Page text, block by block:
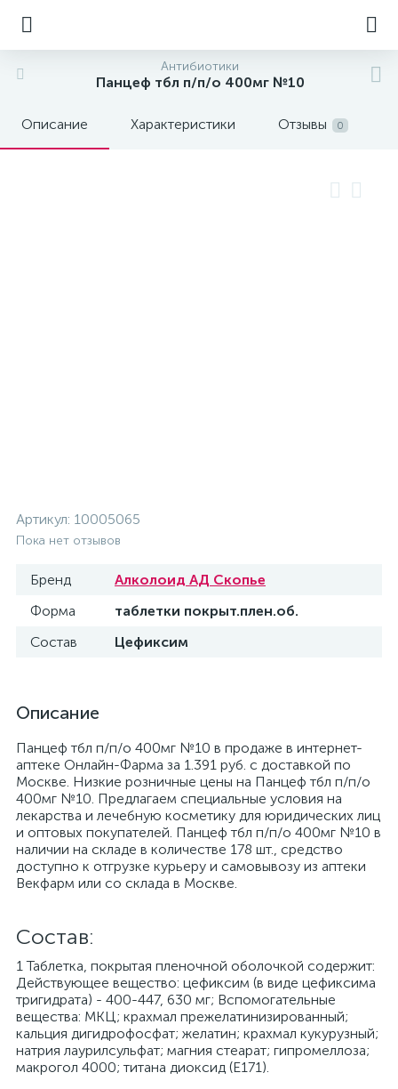
Антибиотики
Панцеф тбл п/п/о 400мг №10
Описание Характеристики Отзывы 0
Артикул: 10005065
Пока нет отзывов
Бренд
Алколоид АД Скопье
Форма
таблетки покрыт.плен.об.
Состав
Цефиксим
Описание
Панцеф тбл п/п/о 400мг №10 в продаже в интернет-
аптеке Онлайн-Фарма за 1.391 руб. с доставкой по
Москве. Низкие розничные цены на Панцеф тбл п/п/о
400мг №10. Предлагаем специальные условия на
лекарства и лечебную косметику для юридических лиц
и оптовых покупателей. Панцеф тбл п/п/о 400мг №10 в
наличии на складе в количестве 178 шт., средство
доступно к отгрузке курьеру и самовывозу из аптеки
Векфарм или со склада в Москве.
Cостав:
1 Таблетка, покрытая пленочной оболочкой содержит:
Действующее вещество: цефиксим (в виде цефиксима
тригидрата) - 400-447, 630 мг; Вспомогательные
вещества: МКЦ; крахмал прежелатинизированный;
кальция дигидрофосфат; желатин; крахмал кукурузный;
натрия лаурилсульфат; магния стеарат; гипромеллоза;
макрогол 4000; титана диоксид (Е171).